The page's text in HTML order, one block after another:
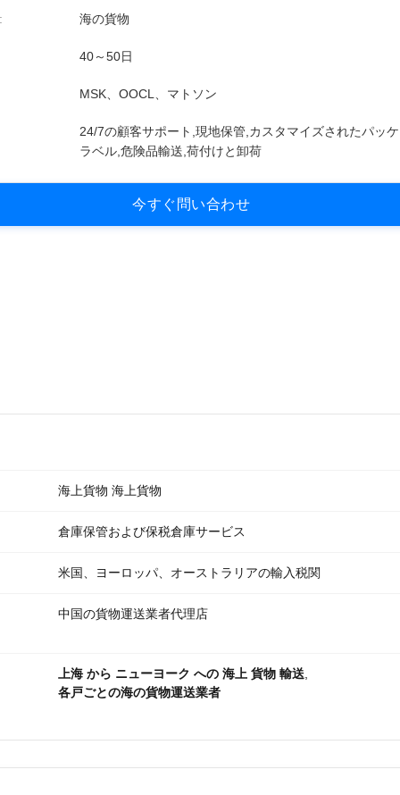
海の貨物
40～50日
MSK、OOCL、マトソン
24/7の顧客サポート,現地保管,カスタマイズされたパッ
ラベル,危険品輸送,荷付けと卸荷
今す ぐ 問い合わせ
海上貨物 海上貨物
倉庫保管および保税倉庫サービス
米国、ヨーロッパ、オーストラリアの輸入税関
中国の貨物運送業者代理店
上海 から ニューヨーク への 海上 貨物 輸送
各戸ごとの海の貨物運送業者